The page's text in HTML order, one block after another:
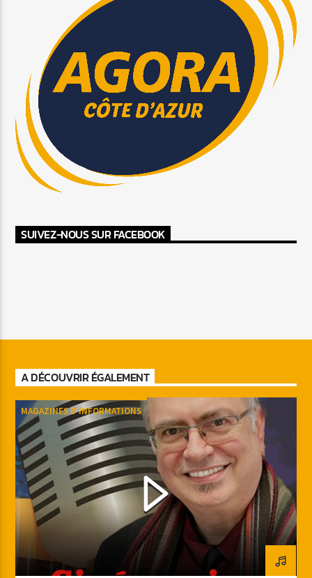
SUIVEZ-NOUS SUR FACEBOOK
A DÉCOUVRIR ÉGALEMENT
MAGAZINES D'INFORMATIONS